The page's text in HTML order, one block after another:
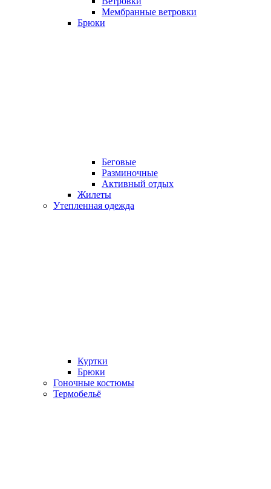
Мембранные ветровки
Брюки
Беговые
Разминочные
Активный отдых
Жилеты
Утепленная одежда
Куртки
Брюки
Гоночные костюмы
Термобельё